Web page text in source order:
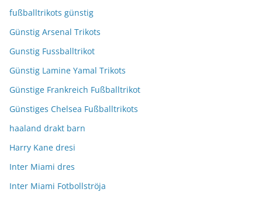
fußballtrikots günstig
Günstig Arsenal Trikots
Gunstig Fussballtrikot
Günstig Lamine Yamal Trikots
Günstige Frankreich Fußballtrikot
Günstiges Chelsea Fußballtrikots
haaland drakt barn
Harry Kane dresi
Inter Miami dres
Inter Miami Fotbollströja